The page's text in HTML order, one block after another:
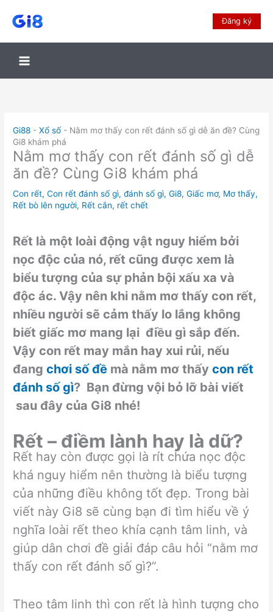
Đăng ký
Gi88 -Xổ số - Nằm mơ thấy con rết đánh số gì dễ ăn đề? Cùng
Gi8 khám phá
Nằm mơ thấy con rết đánh số gì dễ
ăn đề? Cùng Gi8 khám phá
Con rết,Con rết đánh số gì,đánh số gì,Gi8,Giấc mơ, Mơ thấy,
Rết bò lên người, Rết cắn, rết chết
Rết là một loài động vật nguy hiểm bởi
nọc độc của nó, rết cũng được xem là
biểu tượng của sự phản bội xấu xa và
độc ác. Vậy nên khi nằm mơ thấy con rết,
nhiều người sẽ cảm thấy lo lắng không
biết giấc mơ mang lại điều gì sắp đến.
Vậy con rết may mắn hay xui rủi, nếu
đangchơi số đề mà nằm mơ thấycon rết
đánh số gì? Bạn đừng vội bỏ lỡ bài viết
sau đây của Gi8 nhé!
Rết – điềm lành hay là dữ?
Rết hay còn được gọi là rít chứa nọc độc
khá nguy hiểm nên thường là biểu tượng
của những điều không tốt đẹp. Trong bài
viết này Gi8 sẽ cùng bạn đi tìm hiểu về ý
nghĩa loài rết theo khía cạnh tâm linh, và
giúp dân chơi đề giải đáp câu hỏi “nằm mơ
thấy con rết đánh số gì?”.
Theo tâm linh thì con rết là hình tượng cho